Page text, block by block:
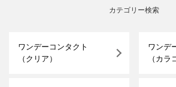
カテゴリー検索
ワンデーコンタクト
（クリア）
ワンデ
（カラ